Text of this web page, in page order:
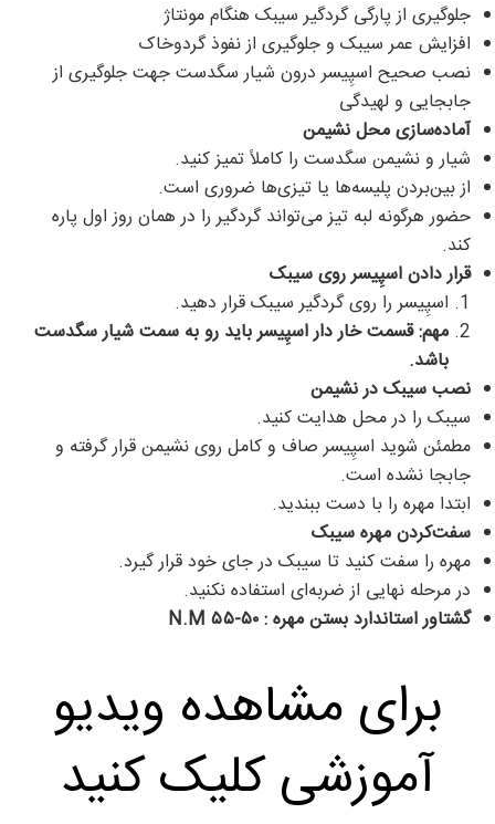
جلوگیری از پارگی گردگیر سیبک هنگام مونتاژ
افزایش عمر سیبک و جلوگیری از نفوذ گردوخاک
نصب صحیح اسپِیسر درون شیار سگدست جهت جلوگیری از
جابجایی و لهیدگی
آماده‌سازی محل نشیمن
شیار و نشیمن سگدست را کاملاً تمیز کنید.
از بین‌بردن پلیسه‌ها یا تیزی‌ها ضروری است.
حضور هرگونه لبه تیز می‌تواند گردگیر را در همان روز اول پاره
کند.
قرار دادن اسپِیسر روی سیبک
اسپِیسر را روی گردگیر سیبک قرار دهید.
مهم: قسمت خار دار اسپِیسر باید رو به سمت شیار سگدست
باشد.
نصب سیبک در نشیمن
سیبک را در محل هدایت کنید.
مطمئن شوید اسپِیسر صاف و کامل روی نشیمن قرار گرفته و
جابجا نشده است.
ابتدا مهره را با دست ببندید.
سفت‌کردن مهره سیبک
مهره را سفت کنید تا سیبک در جای خود قرار گیرد.
در مرحله نهایی از ضربه‌ای استفاده نکنید.
گشتاور استاندارد بستن مهره :۵۰-۵۵ N.M
برای مشاهده ویدیو
آموزشی کلیک کنید